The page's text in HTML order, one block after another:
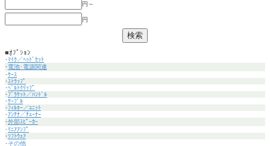
円～
円
■ｵﾌﾟｼｮﾝ
･ﾏｲｸ／ﾍｯﾄﾞｾｯﾄ
･電池･電源関連
･ｹｰｽ
･ｽﾄﾗｯﾌﾟ
･ﾍﾞﾙﾄｸﾘｯﾌﾟ
･ﾌﾞﾗｹｯﾄ／ﾊﾝﾄﾞﾙ
･ｹｰﾌﾞﾙ
･ﾌｨﾙﾀｰ／ﾕﾆｯﾄ
･ｱﾝﾃﾅ／ﾁｭｰﾅｰ
･外部ｽﾋﾟｰｶｰ
･ﾘﾆｱｱﾝﾌﾟ
･ｿﾌﾄｳｪｱ
･その他